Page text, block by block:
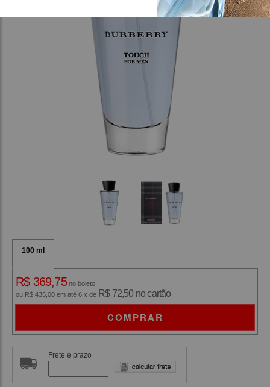
100 ml
R$ 369,75no boleto
ou R$ 435,00 em até 6 x de R$ 72,50 no cartão
COMPRAR
Frete e prazo